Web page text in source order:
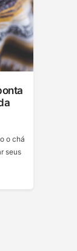
o chá
seus